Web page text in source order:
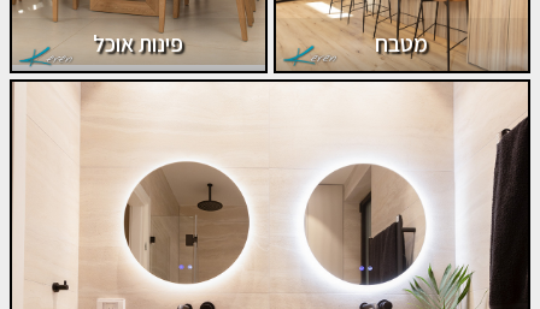
פינות אוכל מטבח